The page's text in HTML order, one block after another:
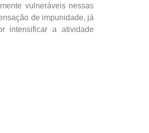
vulneráveis nessas
de impunidade, já
intensificar a atividade